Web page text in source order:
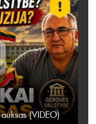
(VIDEO)